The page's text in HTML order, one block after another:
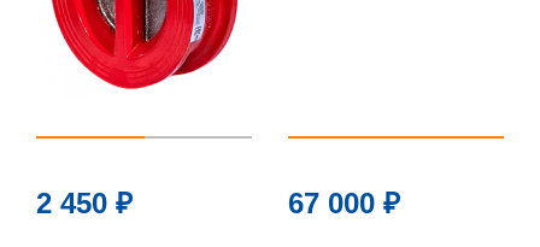
2 450 ₽ 67 000 ₽